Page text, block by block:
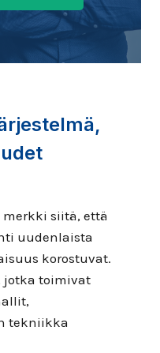
merkki siitä, että
uudenlaista
korostuvat.
jotka toimivat
tekniikka